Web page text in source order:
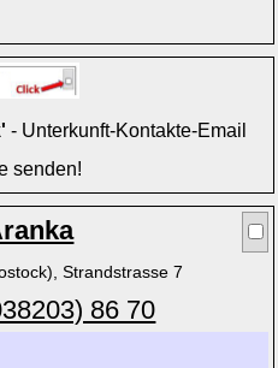
- Unterkunft-Kontakte-Email
senden!
Strandstrasse 7
86 70